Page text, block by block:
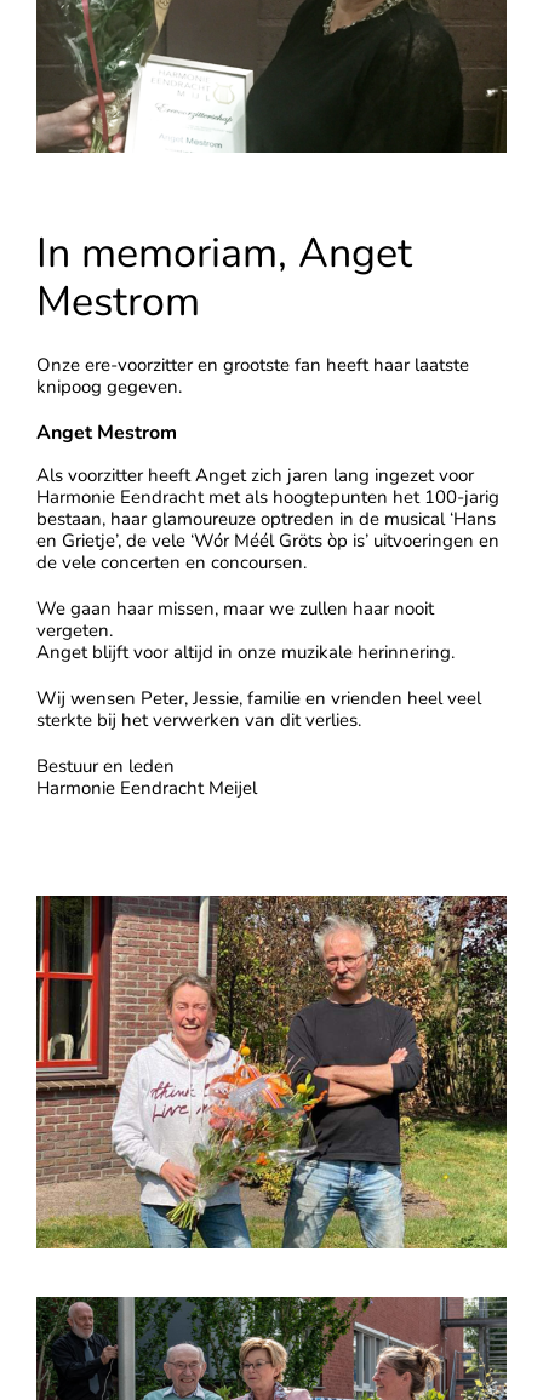
In memoriam, Anget
Mestrom
Onze ere-voorzitter en grootste fan heeft haar laatste
knipoog gegeven.
Anget Mestrom
Als voorzitter heeft Anget zich jaren lang ingezet voor
Harmonie Eendracht met als hoogtepunten het 100-jarig
bestaan, haar glamoureuze optreden in de musical ‘Hans
en Grietje’, de vele ‘Wór Méél Gröts òp is’ uitvoeringen en
de vele concerten en concoursen.
We gaan haar missen, maar we zullen haar nooit
vergeten.
Anget blijft voor altijd in onze muzikale herinnering.
Wij wensen Peter, Jessie, familie en vrienden heel veel
sterkte bij het verwerken van dit verlies.
Bestuur en leden
Harmonie Eendracht Meijel